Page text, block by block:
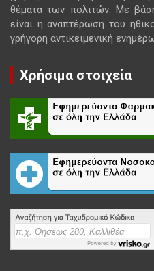
θέματα των πολιτών. Με
είναι η αναπτέρωση του
γρήγορη αντικειμενική
Χρήσιμα στοιχεία